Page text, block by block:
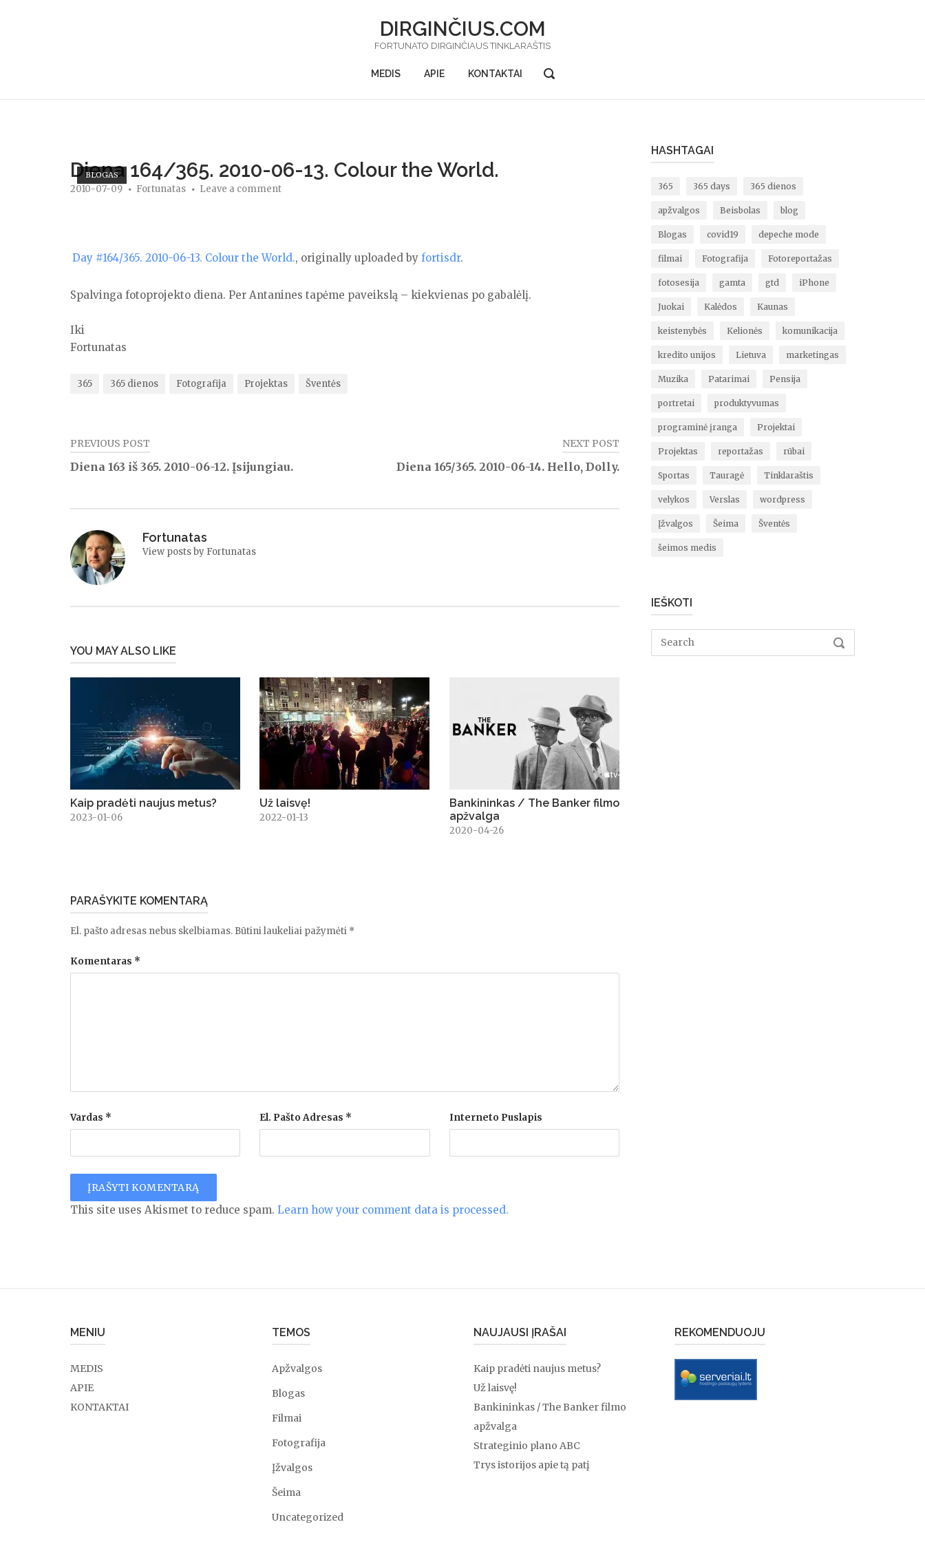
DIRGINČIUS.COM
FORTUNATO DIRGINČIAUS TINKLARAŠTIS
MEDIS APIE KONTAKTAI
OPEN
BAR
BLOGAS
Diena 164/365. 2010-06-13. Colour the World.
2010-07-09 Fortunatas Leave a comment
Day #164/365. 2010-06-13. Colour the World., originally uploaded by fortisdr.
Spalvinga fotoprojekto diena. Per Antanines tapėme paveikslą – kiekvienas po gabalėlį.
Iki
Fortunatas
365 365 dienos Fotografija Projektas Šventės
Navigacija
įrašų
PREVIOUS POST
Diena 163 iš 365. 2010-06-12. Įsijungiau.
NEXT POST
Diena 165/365. 2010-06-14. Hello, Dolly.
Fortunatas
View posts by Fortunatas
YOU MAY ALSO LIKE
Kaip pradėti naujus metus?
2023-01-06
Už laisvę!
2022-01-13
Bankininkas / The Banker filmo
apžvalga
2020-04-26
PARAŠYKITE KOMENTARĄ
El. pašto adresas nebus skelbiamas. Būtini laukeliai pažymėti *
Komentaras *
Vardas * El. Pašto Adresas * Interneto Puslapis
This site uses Akismet to reduce spam. Learn how your comment data is processed.
HASHTAGAI
365 365 days 365 dienos
apžvalgos Beisbolas blog
Blogas covid19 depeche mode
filmai Fotografija Fotoreportažas
fotosesija gamta gtd iPhone
Juokai Kalėdos Kaunas
keistenybės Kelionės komunikacija
kredito unijos Lietuva marketingas
Muzika Patarimai Pensija
portretai produktyvumas
programinė įranga Projektai
Projektas reportažas rūbai
Sportas Tauragė Tinklaraštis
velykos Verslas wordpress
Įžvalgos Šeima Šventės
šeimos medis
IEŠKOTI
Search
SEARCH
MENIU
MEDIS
APIE
KONTAKTAI
TEMOS
Apžvalgos
Blogas
Filmai
Fotografija
Įžvalgos
Šeima
Uncategorized
NAUJAUSI ĮRAŠAI
Kaip pradėti naujus metus?
Už laisvę!
Bankininkas / The Banker filmo
apžvalga
Strateginio plano ABC
Trys istorijos apie tą patį
REKOMENDUOJU